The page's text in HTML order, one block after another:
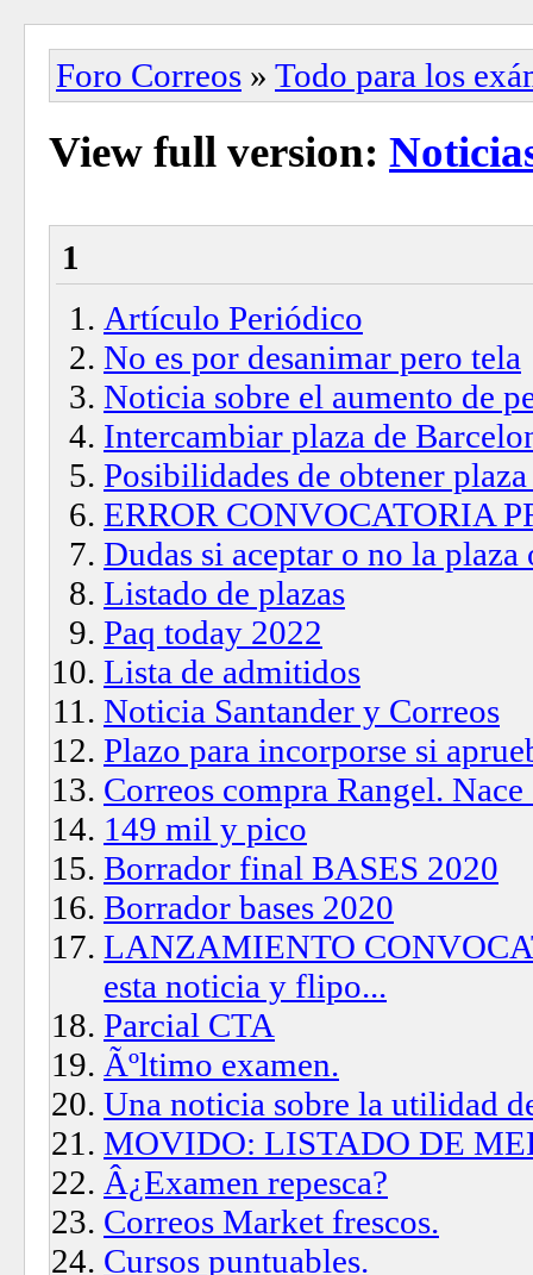
Foro Correos » Todo para los
View full version:
1
Artículo Periódico
No es por desanimar pero tela
Noticia sobre el aumento de
Intercambiar plaza de
Posibilidades de obtener
ERROR CONVOCATORIA
Dudas si aceptar o no la plaza
Listado de plazas
Paq today 2022
Lista de admitidos
Noticia Santander y Correos
Plazo para incorporse si
Correos compra Rangel.
149 mil y pico
Borrador final BASES 2020
Borrador bases 2020
LANZAMIENTO
esta noticia y flipo...
Parcial CTA
Ãºltimo examen.
Una noticia sobre la utilidad
MOVIDO: LISTADO DE
Â¿Examen repesca?
Correos Market frescos.
Cursos puntuables.